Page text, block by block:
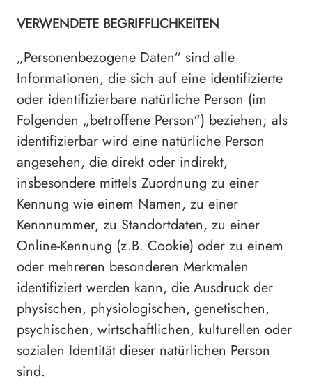
VERWENDETE BEGRIFFLICHKEITEN
„Personenbezogene Daten“ sind alle
Informationen, die sich auf eine identifizierte
oder identifizierbare natürliche Person (im
Folgenden „betroffene Person“) beziehen; als
identifizierbar wird eine natürliche Person
angesehen, die direkt oder indirekt,
insbesondere mittels Zuordnung zu einer
Kennung wie einem Namen, zu einer
Kennnummer, zu Standortdaten, zu einer
Online-Kennung (z.B. Cookie) oder zu einem
oder mehreren besonderen Merkmalen
identifiziert werden kann, die Ausdruck der
physischen, physiologischen, genetischen,
psychischen, wirtschaftlichen, kulturellen oder
sozialen Identität dieser natürlichen Person
sind.